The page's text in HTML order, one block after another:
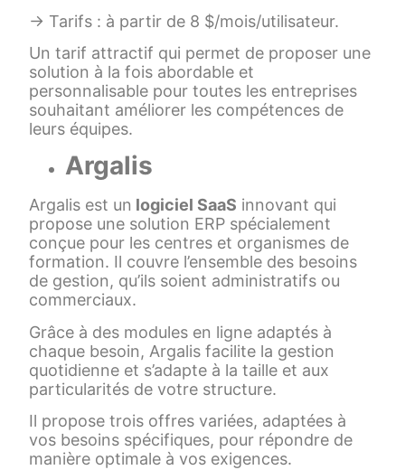
→ Tarifs : à partir de 8 $/mois/utilisateur.
Un tarif attractif qui permet de proposer une
solution à la fois abordable et
personnalisable pour toutes les entreprises
souhaitant améliorer les compétences de
leurs équipes.
Argalis
Argalis est un logiciel SaaS innovant qui
propose une solution ERP spécialement
conçue pour les centres et organismes de
formation. Il couvre l’ensemble des besoins
de gestion, qu’ils soient administratifs ou
commerciaux.
Grâce à des modules en ligne adaptés à
chaque besoin, Argalis facilite la gestion
quotidienne et s’adapte à la taille et aux
particularités de votre structure.
Il propose trois offres variées, adaptées à
vos besoins spécifiques, pour répondre de
manière optimale à vos exigences.